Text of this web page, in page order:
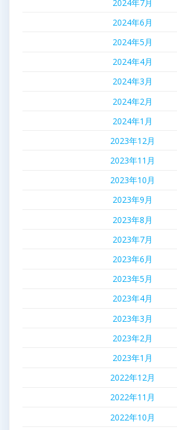
2024年7月
2024年6月
2024年5月
2024年4月
2024年3月
2024年2月
2024年1月
2023年12月
2023年11月
2023年10月
2023年9月
2023年8月
2023年7月
2023年6月
2023年5月
2023年4月
2023年3月
2023年2月
2023年1月
2022年12月
2022年11月
2022年10月